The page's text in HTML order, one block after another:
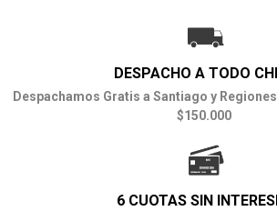
DESPACHO A TODO
Despachamos Gratis a Santiago y
$150.000
6 CUOTAS SIN